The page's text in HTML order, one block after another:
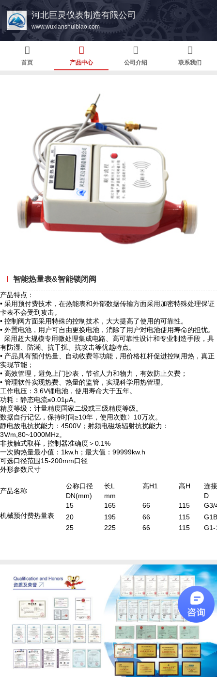
河北巨灵仪表制造有限公司
www.wuxianshuibiao.com
首页 产品中心 公司介绍 联系我们
智能热量表&智能锁闭阀
产品特点：
• 采用预付费技术，在热能表和外部数据传输方面采用加密特殊处理保证
卡表不会受到攻击。
• 控制阀方面采用特殊的控制技术，大大提高了使用的可靠性。
• 外置电池，用户可自由更换电池，消除了用户对电池使用寿命的担忧。
采用超大规模专用微处理集成电路、高可靠性设计和专业制造手段，具
有防湿、防潮、抗干扰、抗攻击等优越特点。
• 产品具有预付热量、自动收费等功能，用价格杠杆促进控制用热，真正
实现节能；
• 高效管理，避免上门抄表，节省人力和物力，有效防止欠费；
• 管理软件实现热费、热量的监管，实现科学用热管理。
工作电压：3.6V锂电池，使用寿命大于五年。
功耗：静态电流≤0.01μA。
精度等级：计量精度国家二级或三级精度等级。
数据自行记忆，保持时间≥10年，使用次数〉10万次。
静电放电抗扰能力：4500V；射频电磁场辐射抗扰能力：
3V/m,80~1000MHz。
非接触式取样，控制器准确度＞0.1%
一次购热量最小值：1kw.h；最大值：99999kw.h
可选口径范围15-200mm口径
外形参数尺寸
产品名称
公称口径 长L 高H1 高H
连
DN(mm)
mm D
机械预付费热量表
15 165 66 115
G3/
20
195 66 115
G1B
25
225 66 115 G1-